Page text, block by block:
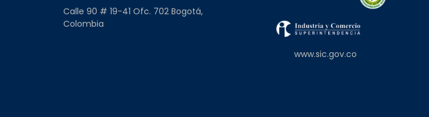
Calle 90 # 19-41 Ofc. 702 Bogotá,
Colombia
www.sic.gov.co